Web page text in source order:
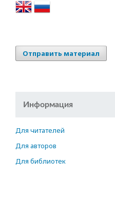
Отправить материал
Информация
Для читателей
Для авторов
Для библиотек